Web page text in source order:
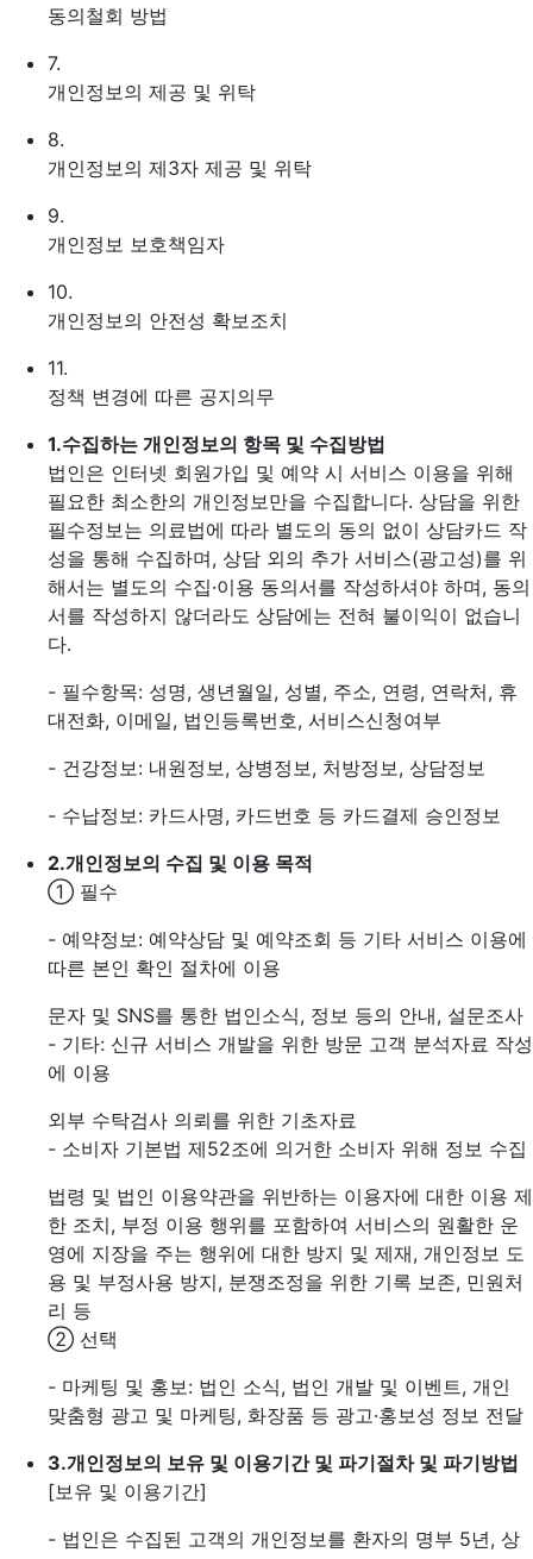
동의철회 방법
7.
개인정보의 제공 및 위탁
8.
개인정보의 제3자 제공 및 위탁
9.
개인정보 보호책임자
10.
개인정보의 안전성 확보조치
11.
정책 변경에 따른 공지의무
1.수집하는 개인정보의 항목 및 수집방법
법인은 인터넷 회원가입 및 예약 시 서비스 이용을 위해
필요한 최소한의 개인정보만을 수집합니다. 상담을 위한
필수정보는 의료법에 따라 별도의 동의 없이 상담카드 작
성을 통해 수집하며, 상담 외의 추가 서비스(광고성)를 위
해서는 별도의 수집·이용 동의서를 작성하셔야 하며, 동의
서를 작성하지 않더라도 상담에는 전혀 불이익이 없습니
다.
- 필수항목: 성명, 생년월일, 성별, 주소, 연령, 연락처, 휴
대전화, 이메일, 법인등록번호, 서비스신청여부
- 건강정보: 내원정보, 상병정보, 처방정보, 상담정보
- 수납정보: 카드사명, 카드번호 등 카드결제 승인정보
2.개인정보의 수집 및 이용 목적
① 필수
- 예약정보: 예약상담 및 예약조회 등 기타 서비스 이용에
따른 본인 확인 절차에 이용
문자 및 SNS를 통한 법인소식, 정보 등의 안내, 설문조사
- 기타: 신규 서비스 개발을 위한 방문 고객 분석자료 작성
에 이용
외부 수탁검사 의뢰를 위한 기초자료
- 소비자 기본법 제52조에 의거한 소비자 위해 정보 수집
법령 및 법인 이용약관을 위반하는 이용자에 대한 이용 제
한 조치, 부정 이용 행위를 포함하여 서비스의 원활한 운
영에 지장을 주는 행위에 대한 방지 및 제재, 개인정보 도
용 및 부정사용 방지, 분쟁조정을 위한 기록 보존, 민원처
리 등
② 선택
- 마케팅 및 홍보: 법인 소식, 법인 개발 및 이벤트, 개인
맞춤형 광고 및 마케팅, 화장품 등 광고·홍보성 정보 전달
3.개인정보의 보유 및 이용기간 및 파기절차 및 파기방법
[보유 및 이용기간]
- 법인은 수집된 고객의 개인정보를 환자의 명부 5년, 상